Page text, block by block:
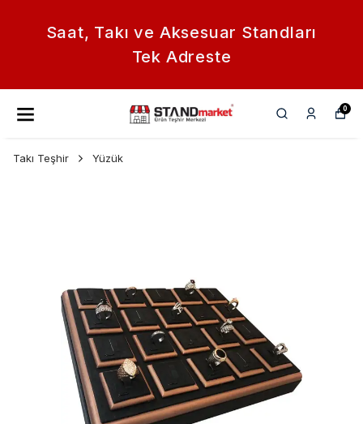
Saat, Takı ve Aksesuar Standları
Tek Adreste
0
Takı Teşhir Yüzük